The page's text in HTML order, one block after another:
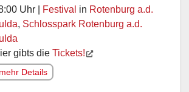
Uhr | Festival in Rotenburg a.d.
, Schlosspark Rotenburg a.d.
gibts die Tickets!
mehr Details